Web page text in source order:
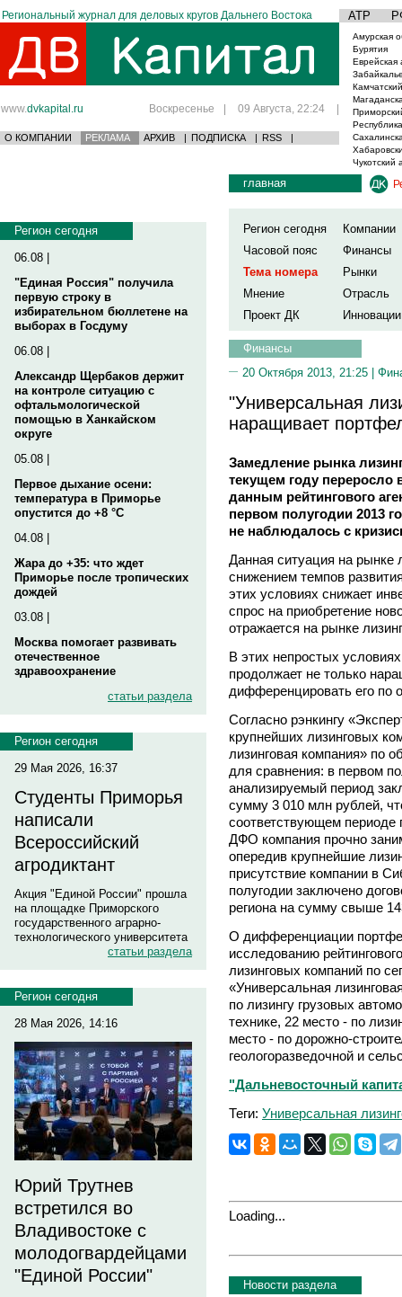
Региональный журнал для деловых кругов Дальнего Востока АТР
www.dvkapital.ru Воскресенье | 09 Августа, 22:24 |
О КОМПАНИИ РЕКЛАМА АРХИВ | ПОДПИСКА | RSS |
Амурская
Бурятия
Еврейская
Чукотский
Регион сегодня
06.08 |
"Единая Россия" получила
первую строку в
избирательном бюллетене на
выборах в Госдуму
06.08 |
Александр Щербаков держит
на контроле ситуацию с
офтальмологической
помощью в Ханкайском
округе
05.08 |
Первое дыхание осени:
температура в Приморье
опустится до +8 °C
04.08 |
Жара до +35: что ждет
Приморье после тропических
дождей
03.08 |
Москва помогает развивать
отечественное
здравоохранение
статьи раздела
Регион сегодня
29 Мая 2026, 16:37
Студенты Приморья
написали
Всероссийский
агродиктант
Акция "Единой России" прошла
на площадке Приморского
государственного аграрно-
технологического университета
статьи раздела
Регион сегодня
28 Мая 2026, 14:16
Юрий Трутнев
встретился во
Владивостоке с
молодогвардейцами
"Единой России"
главная
Регион сегодня
Компании
Часовой пояс
Финансы
Тема номера
Рынки
Мнение
Отрасль
Проект ДК
Инновации
Финансы
20 Октября 2013, 21:25 |
"Универсальная
наращивает
Замедление рынка
текущем году
данным рейтингового
первом полугодии 2013
не наблюдалось с
Данная ситуация на рынке
снижением темпов
этих условиях снижает
спрос на приобретение
отражается на рынке
В этих непростых
продолжает не только
дифференцировать его по
Согласно рэнкингу
крупнейших лизинговых
лизинговая компания» по
для сравнения: в первом
анализируемый период
сумму 3 010 млн рублей,
соответствующем периоде
ДФО компания прочно
опередив крупнейшие
присутствие компании в
полугодии заключено
региона на сумму свыше
О дифференциации
исследованию
лизинговых компаний по
«Универсальная
по лизингу грузовых
технике, 22 место - по
место - по дорожно-
геологоразведочной и
"Дальневосточный
Теги: Универсальная
Loading...
Новости раздела